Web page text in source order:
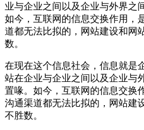
业与企业之间以及企业与外界之
如今，互联网的信息交换作用，
道都无法比拟的，网站建设和网
数。
在现在这个信息社会，信息就是
站在企业与企业之间以及企业与
置喙。如今，互联网的信息交换
沟通渠道都无法比拟的，网站建
不胜数。